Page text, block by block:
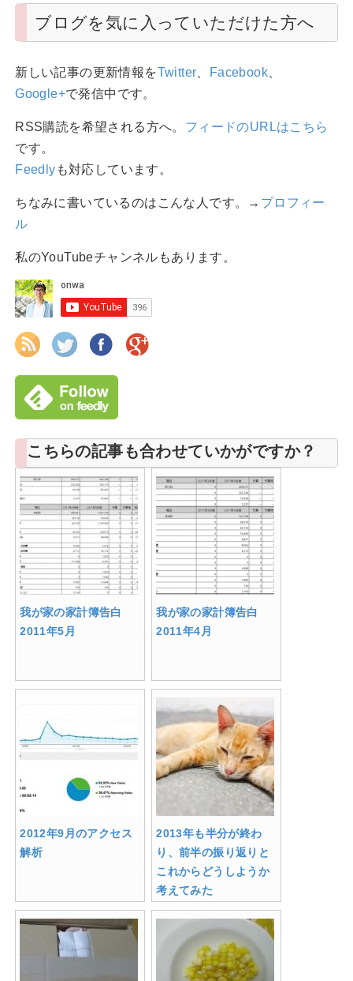
ブログを気に入っていただけた方へ
新しい記事の更新情報をTwitter Facebook
Google+で発信中です。
RSS購読を希望される方へ。 フィードのURLはこちら
です。
Feedly も対応しています。
ちなみに書いているのはこんな人です。→ プロフィー
ル
私のYouTubeチャンネルもあります。
こちらの記事も合わせていかがですか？
我が家の家計簿告白
2011年5月
我が家の家計簿告白
2011年4月
2012年9月のアクセス
解析
2013年も半分が終わ
り、前半の振り返りと
これからどうしようか
考えてみた